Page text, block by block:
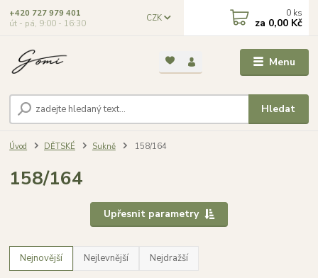
Menu
CZK
Hledat
+420 727 979 401
út - pá, 9:00 - 16:30
0 ks
za 0,00 Kč
Úvod DĚTSKÉ Sukně 158/164
158/164
Upřesnit parametry
Nejnovější Nejlevnější Nejdražší